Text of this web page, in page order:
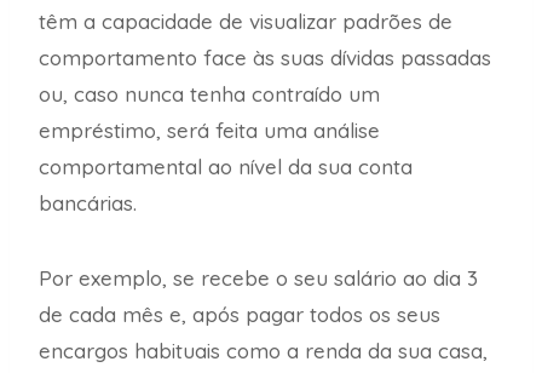
têm a capacidade de visualizar padrões de
comportamento face às suas dívidas passadas
ou, caso nunca tenha contraído um
empréstimo, será feita uma análise
comportamental ao nível da sua conta
bancárias.
Por exemplo, se recebe o seu salário ao dia 3
de cada mês e, após pagar todos os seus
encargos habituais como a renda da sua casa,